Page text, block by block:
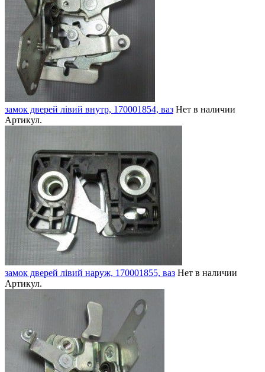
замок дверей лівий внутр, 170001854, ваз Нет в наличии
Артикул.
замок дверей лівий наруж, 170001855, ваз Нет в наличии
Артикул.